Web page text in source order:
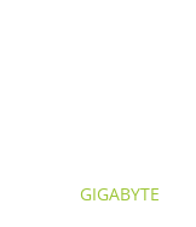
GIGABYTE